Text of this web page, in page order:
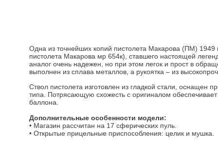
Одна из точнейших копий пистолета Макарова (ПМ) 1949
пистолета Макарова мр 654к), ставшего настоящей
аналог очень надежен, но при этом легок и прост в
выполнен из сплава металлов, а рукоятка – из
Ствол пистолета изготовлен из гладкой стали, оснащен
типа. Потрясающую схожесть с оригиналом
баллона.
Дополнительные особенности модели:
• Магазин рассчитан на 17 сферических пуль.
• Открытые прицельные приспособления: целик и мушка.